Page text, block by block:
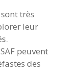
très
leur
peuvent
des